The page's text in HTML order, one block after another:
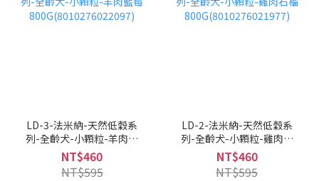
LD-3-法米納-天然低穀系
列-全齡犬-小顆粒-羊肉藍
莓
800G(8010276022097)
NT$460
NT$595
LD-2-法米納-天然低穀系
列-全齡犬-小顆粒-雞肉石
榴
800G(8010276021977)
NT$460
NT$595